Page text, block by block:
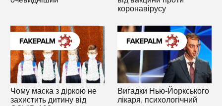
коронавірусу
Чому маска з діркою не
захистить дитину від
Вигадки Нью-Йоркського
лікаря, психологічний